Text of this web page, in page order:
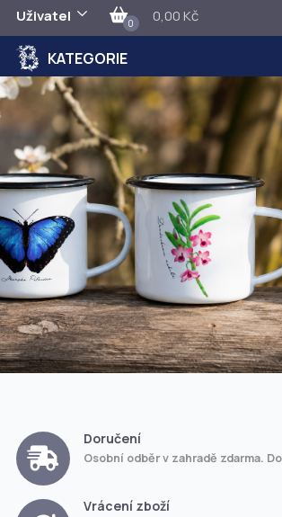
Uživatel 0 0,00 Kč
KATEGORIE
Doručení
Osobní odběr v zahradě zdarma.
Vrácení zboží